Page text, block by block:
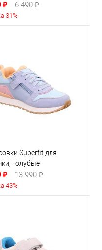
₽ 6 490 ₽
31%
Superfit для
голубые
₽ 13 990 ₽
43%